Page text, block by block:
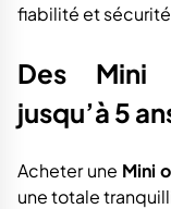
fiabilité et
Des Mini
jusqu’à 5
Acheter une Mini
une totale